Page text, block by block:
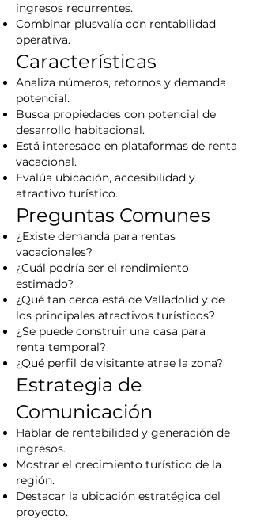
ingresos recurrentes.
Combinar plusvalía con rentabilidad
operativa.
Características
Analiza números, retornos y demanda
potencial.
Busca propiedades con potencial de
desarrollo habitacional.
Está interesado en plataformas de renta
vacacional.
Evalúa ubicación, accesibilidad y
atractivo turístico.
Preguntas Comunes
¿Existe demanda para rentas
vacacionales?
¿Cuál podría ser el rendimiento
estimado?
¿Qué tan cerca está de Valladolid y de
los principales atractivos turísticos?
¿Se puede construir una casa para
renta temporal?
¿Qué perfil de visitante atrae la zona?
Estrategia de
Comunicación
Hablar de rentabilidad y generación de
ingresos.
Mostrar el crecimiento turístico de la
región.
Destacar la ubicación estratégica del
proyecto.